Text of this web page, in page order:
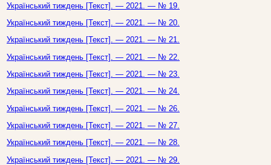
Український тиждень [Текст]. — 2021. — № 19.
Український тиждень [Текст]. — 2021. — № 20.
Український тиждень [Текст]. — 2021. — № 21.
Український тиждень [Текст]. — 2021. — № 22.
Український тиждень [Текст]. — 2021. — № 23.
Український тиждень [Текст]. — 2021. — № 24.
Український тиждень [Текст]. — 2021. — № 26.
Український тиждень [Текст]. — 2021. — № 27.
Український тиждень [Текст]. — 2021. — № 28.
Український тиждень [Текст]. — 2021. — № 29.